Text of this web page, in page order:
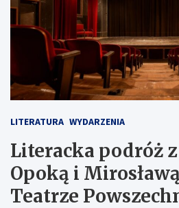
LITERATURA WYDARZENIA
Literacka podróż z
Opoką i
Teatrze